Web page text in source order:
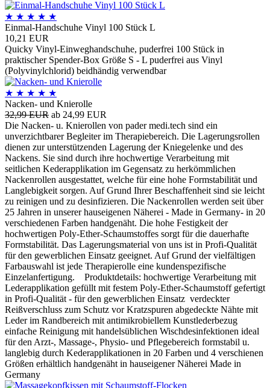
★ ★ ★ ★ ★
Einmal-Handschuhe Vinyl 100 Stück L
10,21 EUR
Quicky Vinyl-Einweghandschuhe, puderfrei 100 Stück in
praktischer Spender-Box Größe S - L puderfrei aus Vinyl
(Polyvinylchlorid) beidhändig verwendbar
★ ★ ★ ★ ★
Nacken- und Knierolle
32,99 EUR ab 24,99 EUR
Die Nacken- u. Knierollen von pader medi.tech sind ein
unverzichtbarer Begleiter im Therapiebereich. Die Lagerungsrollen
dienen zur unterstützenden Lagerung der Kniegelenke und des
Nackens. Sie sind durch ihre hochwertige Verarbeitung mit
seitlichen Kederapplikation im Gegensatz zu herkömmlichen
Nackenrollen ausgestattet, welche für eine hohe Formstabilität und
Langlebigkeit sorgen. Auf Grund Ihrer Beschaffenheit sind sie leicht
zu reinigen und zu desinfizieren. Die Nackenrollen werden seit über
25 Jahren in unserer hauseigenen Näherei - Made in Germany- in 20
verschiedenen Farben handgenäht. Die hohe Festigkeit der
hochwertigen Poly-Ether-Schaumstoffes sorgt für die dauerhafte
Formstabilität. Das Lagerungsmaterial von uns ist in Profi-Qualität
für den gewerblichen Einsatz geeignet. Auf Grund der vielfältigen
Farbauswahl ist jede Therapierolle eine kundenspezifische
Einzelanfertigung. Produktdetails: hochwertige Verarbeitung mit
Lederapplikation gefüllt mit festem Poly-Ether-Schaumstoff gefertigt
in Profi-Qualität - für den gewerblichen Einsatz verdeckter
Reißverschluss zum Schutz vor Kratzspuren abgedeckte Nähte mit
Leder im Randbereich mit antimikrobiellem Kunstlederbezug
einfache Reinigung mit handelsüblichen Wischdesinfektionen ideal
für den Arzt-, Massage-, Physio- und Pflegebereich formstabil u.
langlebig durch Kederapplikationen in 20 Farben und 4 verschienen
Größen erhältlich handgenäht in hauseigener Näherei Made in
Germany